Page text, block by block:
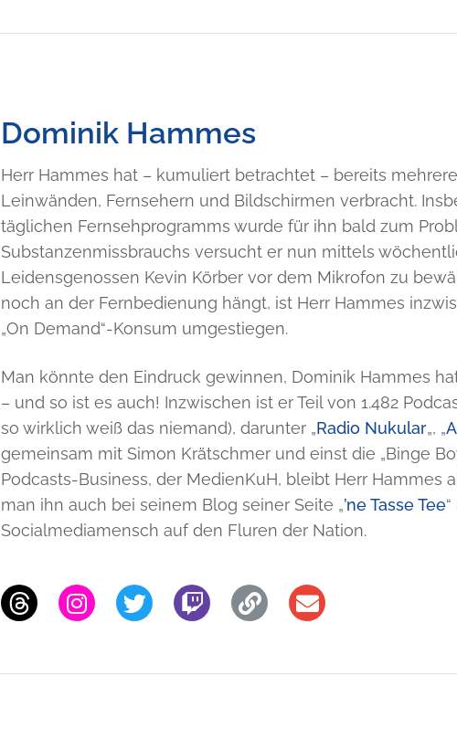
Dominik Hammes
Herr Hammes hat – kumuliert betrachtet – bereits
Leinwänden, Fernsehern und Bildschirmen verbracht.
täglichen Fernsehprogramms wurde für ihn bald zum
Substanzenmissbrauchs versucht er nun mittels
Leidensgenossen Kevin Körber vor dem Mikrofon zu
noch an der Fernbedienung hängt, ist Herr Hammes
„On Demand“-Konsum umgestiegen.
Man könnte den Eindruck gewinnen, Dominik Hammes
– und so ist es auch! Inzwischen ist er Teil von 1.482
so wirklich weiß das niemand), darunter „Radio Nukular„, „
gemeinsam mit Simon Krätschmer und einst die „Binge
Podcasts-Business, der MedienKuH, bleibt Herr Hammes
man ihn auch bei seinem Blog seiner Seite „’ne Tasse Tee
Socialmediamensch auf den Fluren der Nation.